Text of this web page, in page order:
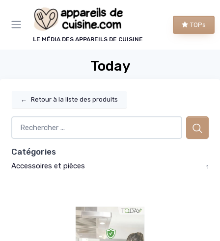
LE MÉDIA DES APPAREILS DE CUISINE
TOPs
Today
← Retour à la liste des produits
Catégories
Accessoires et pièces 1
Panneau de gestion des cookies